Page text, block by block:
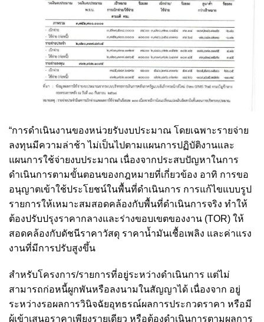
“การดำเนินงานของหน่วยรับงบประมาณ โดยเฉพาะรายจ่าย
ลงทุนมีความล่าช้า ไม่เป็นไปตามแผนการปฏิบัติงานและ
แผนการใช้จ่ายงบประมาณ เนื่องจากประสบปัญหาในการ
ดำเนินการตามขั้นตอนของกฎหมายที่เกี่ยวข้อง อาทิ การขอ
อนุญาตเข้าใช้ประโยชน์ในพื้นที่ดำเนินการ การแก้ไขแบบรูป
รายการให้เหมาะสมสอดคล้องกับพื้นที่ดำเนินการจริง ทำให้
ต้องปรับปรุงราคากลางและร่างขอบเขตของงาน (TOR) ให้
สอดคล้องกับดัชนีราคาวัสดุ ราคาน้ำมันเชื้อเพลิง และค่าแรง
งานที่มีการปรับสูงขึ้น
สำหรับโครงการ/รายการที่อยู่ระหว่างดำเนินการ แต่ไม่
สามารถก่อหนี้ผูกพันหรือลงนามในสัญญาได้ เนื่องจาก อยู่
ระหว่างรอผลการวินิจฉัยอุทธรณ์ผลการประกวดราคา หรือมี
ผู้เข้าเสนอราคาเพียงรายเดียว หรือต้องดำเนินการตามผลการ